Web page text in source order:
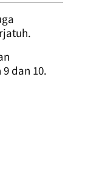
dan 10.